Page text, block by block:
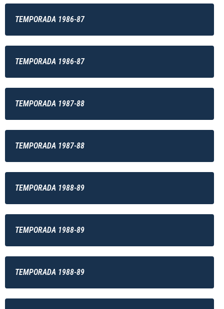
TEMPORADA 1986-87
TEMPORADA 1986-87
TEMPORADA 1987-88
TEMPORADA 1987-88
TEMPORADA 1988-89
TEMPORADA 1988-89
TEMPORADA 1988-89